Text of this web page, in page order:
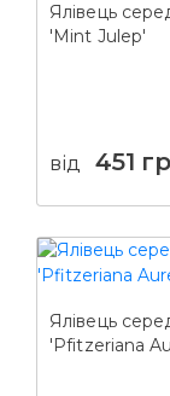
Ялівець
'Mint Julep'
від 451
Ялівець
'Pfitzeriana